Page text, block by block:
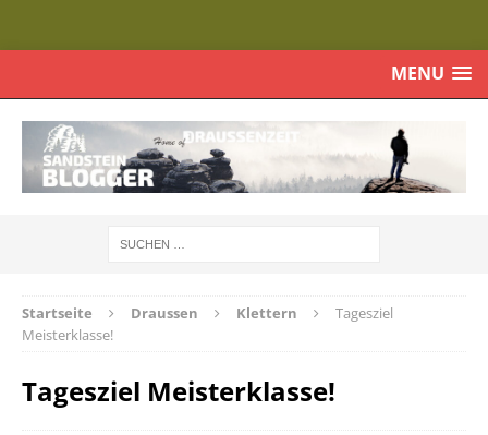
MENU
Startseite Draussen Klettern
Tagesziel
Meisterklasse!
Tagesziel Meisterklasse!